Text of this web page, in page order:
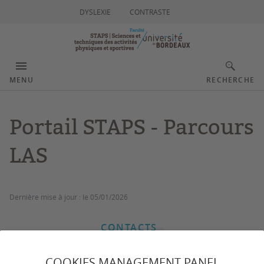
DYSLEXIE CONTRASTE
MENU RECHERCHE
Portail STAPS - Parcours
LAS
Dernière mise à jour : le 05/01/2026
CONTACTS